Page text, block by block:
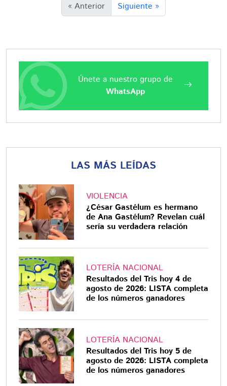
« Anterior Siguiente »
Únete a nuestro grupo de
WhatsApp
LAS MÁS LEÍDAS
VIOLENCIA
¿César Gastélum es hermano
de Ana Gastélum? Revelan cuál
sería su verdadera relación
LOTERÍA NACIONAL
Resultados del Tris hoy 4 de
agosto de 2026: LISTA completa
de los números ganadores
LOTERÍA NACIONAL
Resultados del Tris hoy 5 de
agosto de 2026: LISTA completa
de los números ganadores